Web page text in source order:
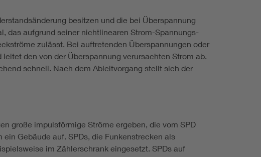
besitzen und die bei Überspannung
das aufgrund seiner nichtlinearen Strom-Spannungs-
zulässt. Bei auftretenden Überspannungen oder
den von der Überspannung verursachten Strom ab.
schnell. Nach dem Ableitvorgang stellt sich der
große impulsförmige Ströme ergeben, die vom SPD
Gebäude auf. SPDs, die Funkenstrecken als
im Zählerschrank eingesetzt. SPDs auf